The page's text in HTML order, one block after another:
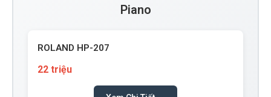
Piano
ROLAND HP-207
22 triệu